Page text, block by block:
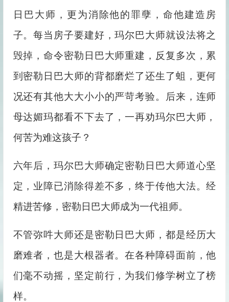
日巴大师，更为消除他的罪孽，命他建造房
子。每当房子要建好，玛尔巴大师就设法将之
毁掉，命令密勒日巴大师重建，反复多次，累
到密勒日巴大师的背都磨烂了还生了蛆，更何
况还有其他大大小小的严苛考验。后来，连师
母达媚玛都看不下去了，一再劝玛尔巴大师，
何苦为难这孩子？
六年后，玛尔巴大师确定密勒日巴大师道心坚
定，业障已消除得差不多，终于传他大法。经
精进苦修，密勒日巴大师成为一代祖师。
不管弥吽大师还是密勒日巴大师，都是经历大
磨难者，也是大根器者。在各种障碍面前，他
们毫不动摇，坚定前行，为我们修学树立了榜
样。